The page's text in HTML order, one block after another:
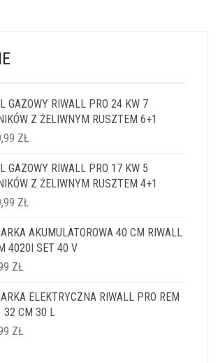
GAZOWY RIWALL PRO 24 KW 7
Z ŻELIWNYM RUSZTEM 6+1
ZŁ
GAZOWY RIWALL PRO 17 KW 5
Z ŻELIWNYM RUSZTEM 4+1
ZŁ
AKUMULATOROWA 40 CM RIWALL
4020I SET 40 V
ZŁ
ELEKTRYCZNA RIWALL PRO REM
32 CM 30 L
ZŁ